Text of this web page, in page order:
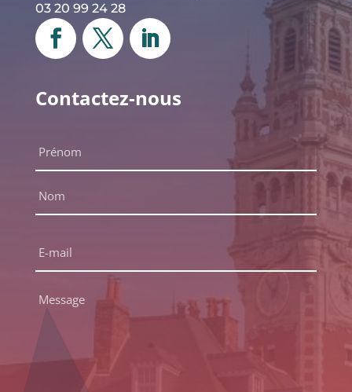
03 20 99 24 28
Contactez-nous
complet
mail
Message